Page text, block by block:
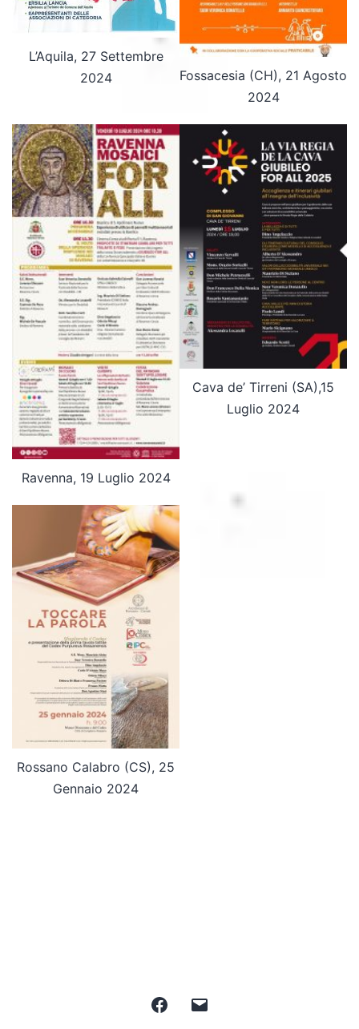
L’Aquila, 27 Settembre
2024
Fossacesia (CH), 21 Agosto
2024
Ravenna, 19 Luglio 2024
Cava de’ Tirreni (SA),15
Luglio 2024
Rossano Calabro (CS), 25
Gennaio 2024
Facebook